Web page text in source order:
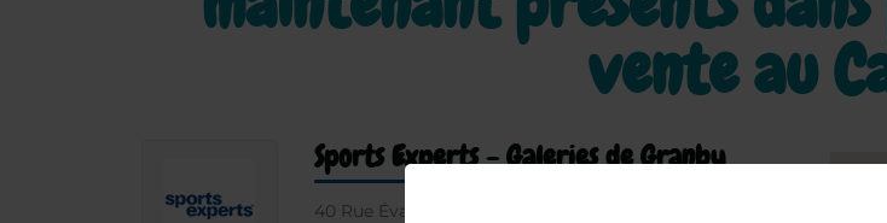
vente au
Sports Experts - Galeries de Granby
40 Rue Évangéline D76